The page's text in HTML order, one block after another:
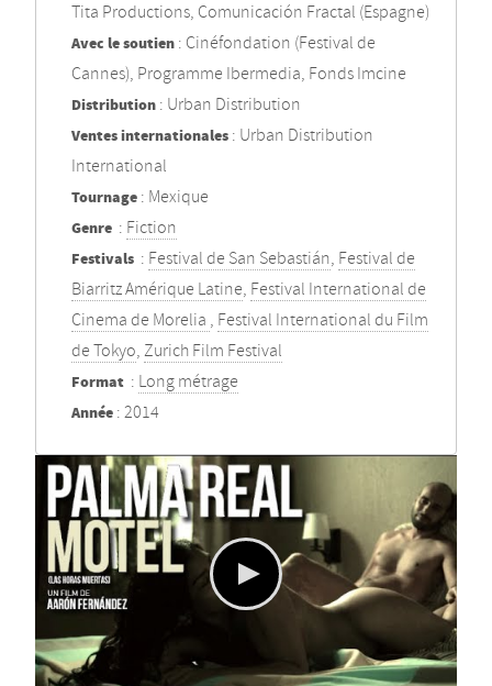
Tita Productions, Comunicación Fractal (Espagne)
Avec le soutien : Cinéfondation (Festival de
Cannes), Programme Ibermedia, Fonds Imcine
Distribution : Urban Distribution
Ventes internationales : Urban Distribution
International
Tournage : Mexique
Genre : Fiction
Festivals : Festival de San Sebastián, Festival de
Biarritz Amérique Latine, Festival International de
Cinema de Morelia , Festival International du Film
de Tokyo, Zurich Film Festival
Format : Long métrage
Année : 2014